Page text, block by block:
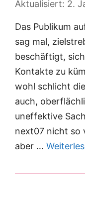
2.
Das Publikum
sag mal,
beschäftigt,
Kontakte zu
wohl schlicht
auch,
uneffektive
next07 nicht so
aber …